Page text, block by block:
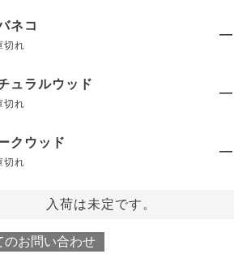
ネコ
切れ
—
ュラルウッド
切れ
—
クウッド
切れ
—
入荷は未定です。
のお問い合わせ